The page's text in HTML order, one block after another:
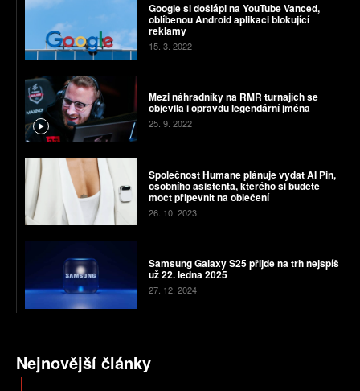
Google si došlápl na YouTube Vanced,
oblíbenou Android aplikaci blokující
reklamy
15. 3. 2022
Mezi náhradníky na RMR turnajích se
objevila i opravdu legendární jména
25. 9. 2022
Společnost Humane plánuje vydat AI Pin,
osobního asistenta, kterého si budete
moct připevnit na oblečení
26. 10. 2023
Samsung Galaxy S25 přijde na trh nejspíš
už 22. ledna 2025
27. 12. 2024
Nejnovější články